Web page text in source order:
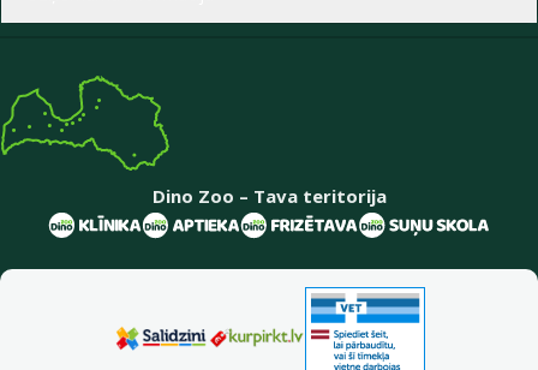
Dino Zoo – Tava teritorija